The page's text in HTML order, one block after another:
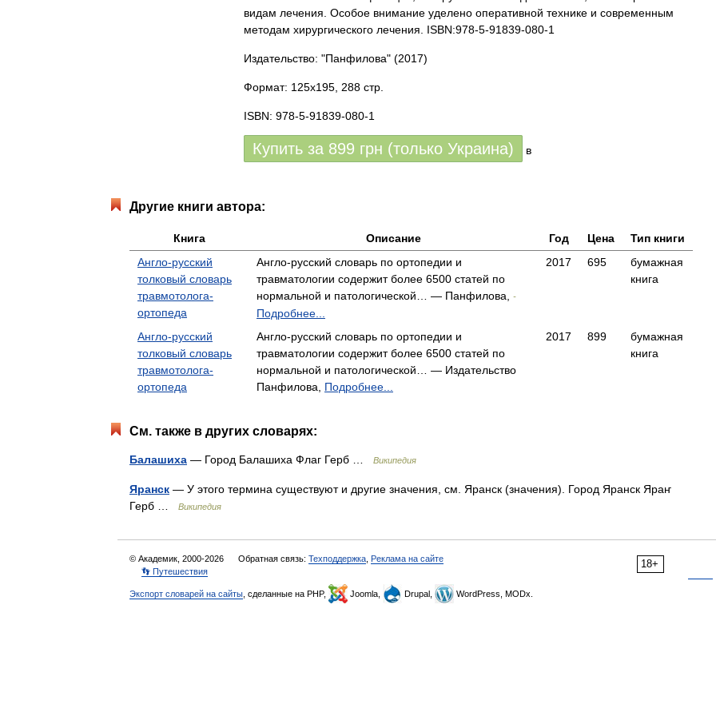
видам лечения. Особое внимание уделено оперативной технике и современным
методам хирургического лечения. ISBN:978-5-91839-080-1
Издательство: "Панфилова" (2017)
Формат: 125x195, 288 стр.
ISBN: 978-5-91839-080-1
Купить за 899 грн (только Украина) в
Другие книги автора:
Книга Описание Год Цена
Тип книги
Англо-русский
толковый словарь
травмотолога-
ортопеда
Англо-русский словарь по ортопедии и
травматологии содержит более 6500 статей по
нормальной и патологической… — Панфилова,
-
Подробнее...
2017 695
бумажная
книга
Англо-русский
толковый словарь
травмотолога-
ортопеда
Англо-русский словарь по ортопедии и
травматологии содержит более 6500 статей по
нормальной и патологической… — Издательство
Панфилова, Подробнее...
2017 899
бумажная
книга
См. также в других словарях:
Балашиха — Город Балашиха Флаг Герб … Википедия
Яранск — У этого термина существуют и другие значения, см. Яранск (значения). Город Яранск Яраҥ
Герб …
Википедия
18+
© Академик, 2000-2026 Обратная связь: Техподдержка Реклама на сайте
👣 Путешествия
Экспорт словарей на сайты , сделанные на PHP, Joomla, Drupal, WordPress, MODx.